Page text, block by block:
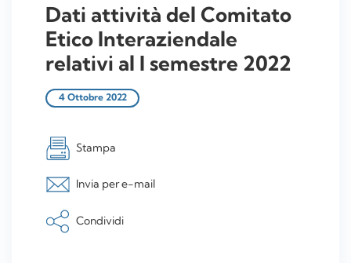
Dati attività del Comitato
Etico Interaziendale
relativi al I semestre 2022
4 Ottobre 2022
Stampa
Invia per e-mail
Condividi